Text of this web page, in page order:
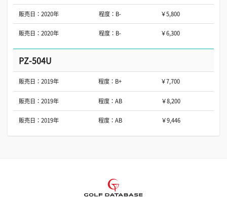
販売日：2020年 程度：B- ￥5,800
販売日：2020年 程度：B- ￥6,300
PZ-504U
販売日：2019年 程度：B+ ￥7,700
販売日：2019年 程度：AB ￥8,200
販売日：2019年 程度：AB ￥9,446